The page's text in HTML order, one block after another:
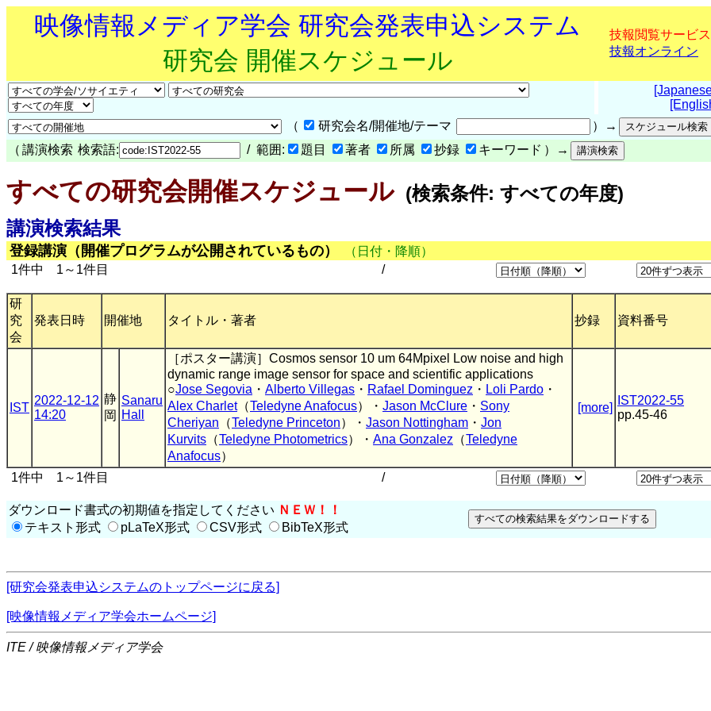
映像情報メディア学会 研究会発表申込システム
研究会 開催スケジュール
技報閲覧サービス
技報オンライン
（
研究会名/開催地/テーマ
）→
（ 講演検索 検索語: / 範囲: 題目 著者 所属 抄録 キーワード ）→
すべての研究会開催スケジュール(検索条件: すべての年度)
講演検索結果
登録講演（開催プログラムが公開されているもの）
（日付・降順）
1件中 1～1件目
/
研
究
会
発表日時 開催地 タイトル・著者 抄録 資料番号
IST
2022-12-12
14:20
静
岡
Sanaru
Hall
［ポスター講演］Cosmos sensor 10 um 64Mpixel Low noise and high
dynamic range image sensor for space and scientific applications
○Jose Segovia ・ Alberto Villegas ・ Rafael Dominguez ・ Loli Pardo ・
Alex Charlet（Teledyne Anafocus）・ Jason McClure ・ Sony
Cheriyan （Teledyne Princeton）・ Jason Nottingham ・ Jon
Kurvits （Teledyne Photometrics）・ Ana Gonzalez （Teledyne
Anafocus）
[more]
IST2022-55
pp.45-46
1件中 1～1件目 /
ダウンロード書式の初期値を指定してください ＮＥＷ！！
テキスト形式
pLaTeX形式 CSV形式 BibTeX形式
[研究会発表申込システムのトップページに戻る]
[映像情報メディア学会ホームページ]
ITE / 映像情報メディア学会